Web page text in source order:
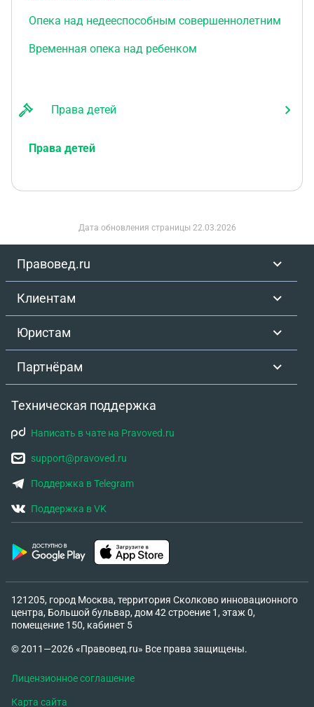
Опека над недееспособным совершеннолетним
Временная опека над ребенком
Права детей
Права детей
Дата обновления страницы 22.03.2026
Правовед.ru
Клиентам
Юристам
Партнёрам
Техническая поддержка
Написать в чате на Pravoved.ru
support@pravoved.ru
Поддержка в Telegram
Поддержка в VK
121205, город Москва, территория Сколково инновационного
центра, Большой бульвар, дом 42 строение 1, этаж 0,
помещение 150, кабинет 5
© 2011—2026 «Правовед.ru» Все права защищены.
Лицензионное соглашение
Карта сайта